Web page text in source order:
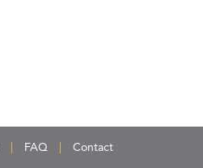
FAQ Contact